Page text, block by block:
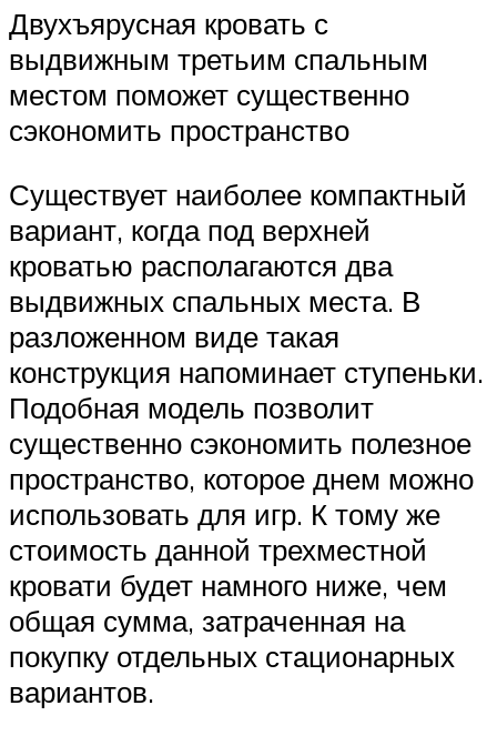
Двухъярусная кровать с
выдвижным третьим спальным
местом поможет существенно
сэкономить пространство
Существует наиболее компактный
вариант, когда под верхней
кроватью располагаются два
выдвижных спальных места. В
разложенном виде такая
конструкция напоминает ступеньки.
Подобная модель позволит
существенно сэкономить полезное
пространство, которое днем можно
использовать для игр. К тому же
стоимость данной трехместной
кровати будет намного ниже, чем
общая сумма, затраченная на
покупку отдельных стационарных
вариантов.